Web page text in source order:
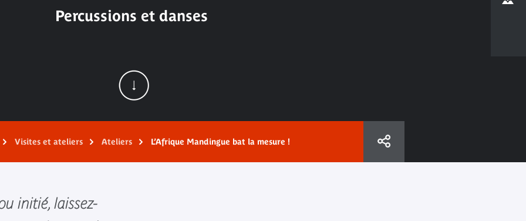
Percussions et danses
Visites et ateliers Ateliers L’Afrique Mandingue bat la mesure !
initié, laissez-